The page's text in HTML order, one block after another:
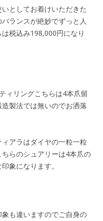
としてお着けいただきた
ランスが絶妙でずっと人
税込み198,000円になり
リングこちらは4本爪留
製法では無いのでお洒落
アラはダイヤの一粒一粒
らのシュアリーは4本爪の
象になります。
も違いますのでご自身の